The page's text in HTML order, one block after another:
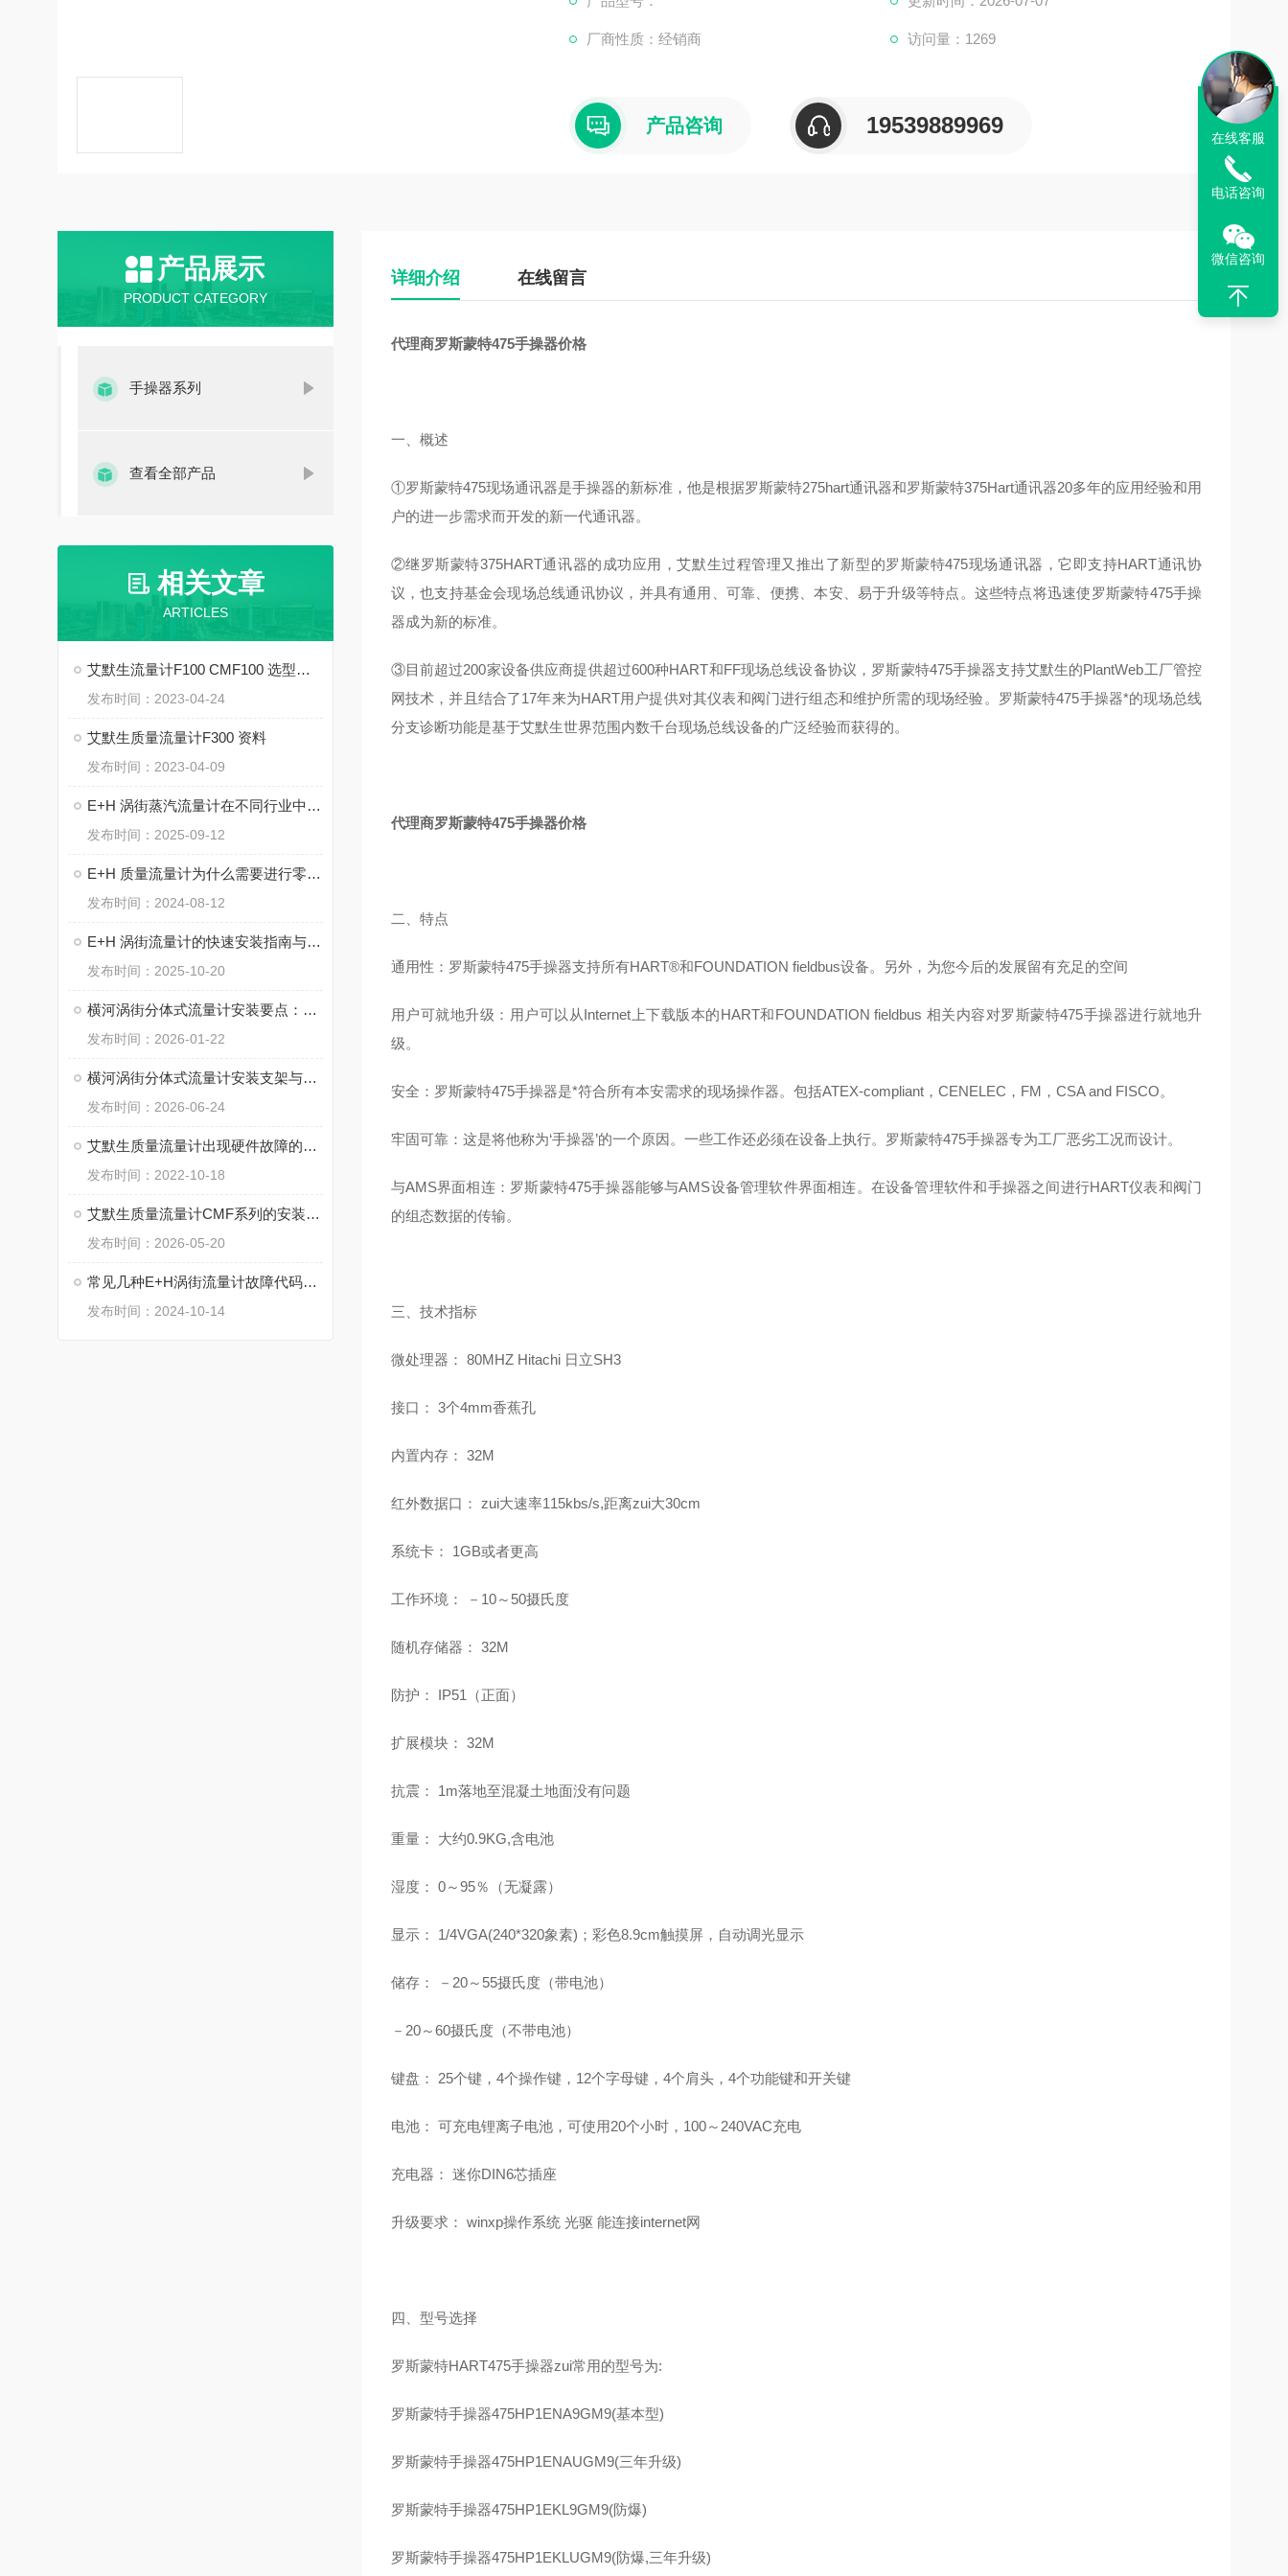
厂商性质：经销商 访问量：1269
产品咨询 19539889969
产品展示
PRODUCT CATEGORY
手操器系列
查看全部产品
相关文章
ARTICLES
艾默生流量计F100 CMF100 选型指导
发布时间：2023-04-24
艾默生质量流量计F300 资料
发布时间：2023-04-09
E+H 涡街蒸汽流量计在不同行业中的广泛应用
发布时间：2025-09-12
E+H 质量流量计为什么需要进行零点标定？
发布时间：2024-08-12
E+H 涡街流量计的快速安装指南与现场调试技巧
发布时间：2025-10-20
横河涡街分体式流量计安装要点：远离干扰的 3 个关键
发布时间：2026-01-22
横河涡街分体式流量计安装支架与防爆接线规范
发布时间：2026-06-24
艾默生质量流量计出现硬件故障的原因有哪些？
发布时间：2022-10-18
艾默生质量流量计CMF系列的安装要点：避免振动、应力与两相流干扰
发布时间：2026-05-20
常见几种E+H涡街流量计故障代码表及处理方法
发布时间：2024-10-14
详细介绍 在线留言
代理商罗斯蒙特475手操器价格
一、概述
①罗斯蒙特475现场通讯器是手操器的新标准，他是根据罗斯蒙特275hart通讯器和罗斯蒙特375Hart通讯器20多年的应用经验和用
户的进一步需求而开发的新一代通讯器。
②继罗斯蒙特375HART通讯器的成功应用，艾默生过程管理又推出了新型的罗斯蒙特475现场通讯器，它即支持HART通讯协
议，也支持基金会现场总线通讯协议，并具有通用、可靠、便携、本安、易于升级等特点。这些特点将迅速使罗斯蒙特475手操
器成为新的标准。
③目前超过200家设备供应商提供超过600种HART和FF现场总线设备协议，罗斯蒙特475手操器支持艾默生的PlantWeb工厂管控
网技术，并且结合了17年来为HART用户提供对其仪表和阀门进行组态和维护所需的现场经验。罗斯蒙特475手操器*的现场总线
分支诊断功能是基于艾默生世界范围内数千台现场总线设备的广泛经验而获得的。
代理商罗斯蒙特475手操器价格
二、特点
通用性：罗斯蒙特475手操器支持所有HART®和FOUNDATION fieldbus设备。另外，为您今后的发展留有充足的空间
用户可就地升级：用户可以从Internet上下载版本的HART和FOUNDATION fieldbus 相关内容对罗斯蒙特475手操器进行就地升
级。
安全：罗斯蒙特475手操器是*符合所有本安需求的现场操作器。包括ATEX-compliant，CENELEC，FM，CSA and FISCO。
牢固可靠：这是将他称为‘手操器’的一个原因。一些工作还必须在设备上执行。罗斯蒙特475手操器专为工厂恶劣工况而设计。
与AMS界面相连：罗斯蒙特475手操器能够与AMS设备管理软件界面相连。在设备管理软件和手操器之间进行HART仪表和阀门
的组态数据的传输。
三、技术指标
微处理器： 80MHZ Hitachi 日立SH3
接口： 3个4mm香蕉孔
内置内存： 32M
红外数据口： zui大速率115kbs/s,距离zui大30cm
系统卡： 1GB或者更高
工作环境： －10～50摄氏度
随机存储器： 32M
防护： IP51（正面）
扩展模块： 32M
抗震： 1m落地至混凝土地面没有问题
重量： 大约0.9KG,含电池
湿度： 0～95％（无凝露）
显示： 1/4VGA(240*320象素)；彩色8.9cm触摸屏，自动调光显示
储存： －20～55摄氏度（带电池）
－20～60摄氏度（不带电池）
键盘： 25个键，4个操作键，12个字母键，4个肩头，4个功能键和开关键
电池： 可充电锂离子电池，可使用20个小时，100～240VAC充电
充电器： 迷你DIN6芯插座
升级要求： winxp操作系统 光驱 能连接internet网
四、型号选择
罗斯蒙特HART475手操器zui常用的型号为:
罗斯蒙特手操器475HP1ENA9GM9(基本型)
罗斯蒙特手操器475HP1ENAUGM9(三年升级)
罗斯蒙特手操器475HP1EKL9GM9(防爆)
罗斯蒙特手操器475HP1EKLUGM9(防爆,三年升级)
在线客服
电话咨询
微信咨询